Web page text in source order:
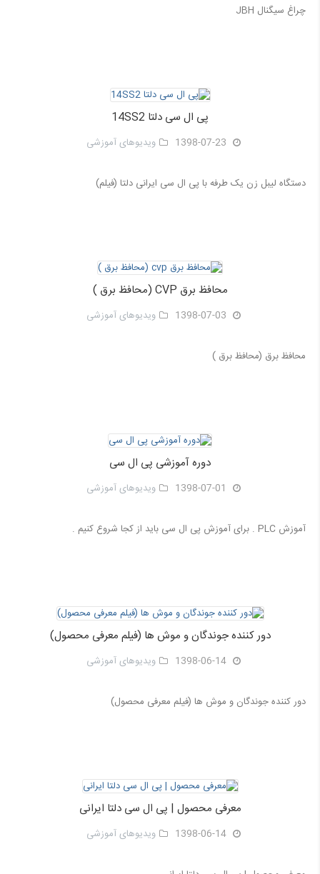
چراغ سیگنال JBH
پی ال سی دلتا 14SS2
ویدیوهای آموزشی
دستگاه لیبل زن یک طرفه با پی ال سی ایرانی دلتا (فیلم)
محافظ برق CVP (محافظ برق )
ویدیوهای آموزشی
محافظ برق (محافظ برق )
دوره آموزشی پی ال سی
ویدیوهای آموزشی
آموزش PLC . برای آموزش پی ال سی باید از کجا شروع کنیم .
دور کننده جوندگان و موش ها (فیلم معرفی محصول)
ویدیوهای آموزشی
دور کننده جوندگان و موش ها (فیلم معرفی محصول)
معرفی محصول | پی ال سی دلتا ایرانی
ویدیوهای آموزشی